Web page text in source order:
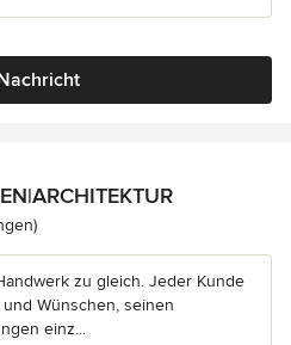
5 von 5 Sternen
zu gleich. Jeder Kunde
Wünschen, seinen
einz...